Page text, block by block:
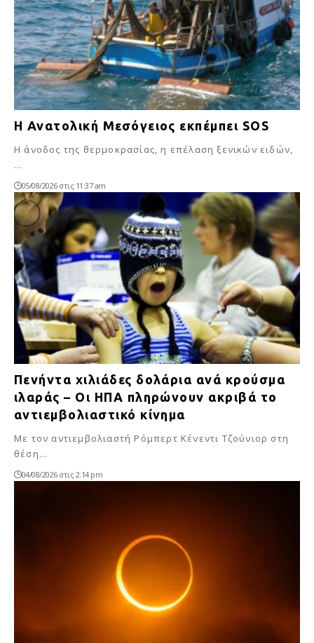
Η Ανατολική Μεσόγειος εκπέμπει SOS
Η άνοδος της θερμοκρασίας, η επέλαση ξενικών ειδών,
…
05/08/2026 στις 11:37 am
Πενήντα χιλιάδες δολάρια ανά κρούσμα
ιλαράς – Οι ΗΠΑ πληρώνουν ακριβά το
αντιεμβολιαστικό κίνημα
Με τον αντιεμβολιαστή Ρόμπερτ Κένεντι Τζούνιορ στη
θέση…
04/08/2026 στις 2:14 pm